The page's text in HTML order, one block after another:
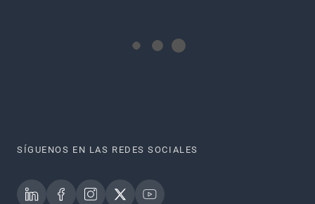
SÍGUENOS EN LAS REDES SOCIALES